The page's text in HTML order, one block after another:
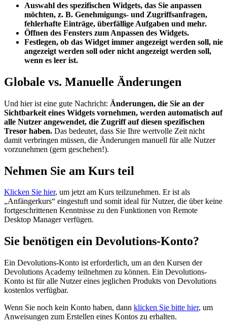
Auswahl des spezifischen Widgets, das Sie anpassen
möchten, z. B. Genehmigungs- und Zugriffsanfragen,
fehlerhafte Einträge, überfällige Aufgaben und mehr.
Öffnen des Fensters zum Anpassen des Widgets.
Festlegen, ob das Widget immer angezeigt werden soll, nie
angezeigt werden soll oder nicht angezeigt werden soll,
wenn es leer ist.
Globale vs. Manuelle Änderungen
Und hier ist eine gute Nachricht: Änderungen, die Sie an der
Sichtbarkeit eines Widgets vornehmen, werden automatisch auf
alle Nutzer angewendet, die Zugriff auf diesen spezifischen
Tresor haben. Das bedeutet, dass Sie Ihre wertvolle Zeit nicht
damit verbringen müssen, die Änderungen manuell für alle Nutzer
vorzunehmen (gern geschehen!).
Nehmen Sie am Kurs teil
Klicken Sie hier, um jetzt am Kurs teilzunehmen. Er ist als
„Anfängerkurs“ eingestuft und somit ideal für Nutzer, die über keine
fortgeschrittenen Kenntnisse zu den Funktionen von Remote
Desktop Manager verfügen.
Sie benötigen ein Devolutions-Konto?
Ein Devolutions-Konto ist erforderlich, um an den Kursen der
Devolutions Academy teilnehmen zu können. Ein Devolutions-
Konto ist für alle Nutzer eines jeglichen Produkts von Devolutions
kostenlos verfügbar.
Wenn Sie noch kein Konto haben, dann klicken Sie bitte hier, um
Anweisungen zum Erstellen eines Kontos zu erhalten.